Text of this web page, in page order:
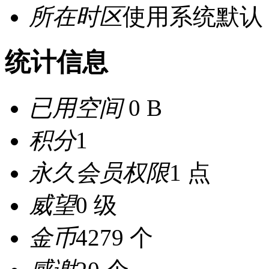
所在时区使用系统默认
统计信息
已用空间0 B
积分1
永久会员权限1 点
威望0 级
金币4279 个